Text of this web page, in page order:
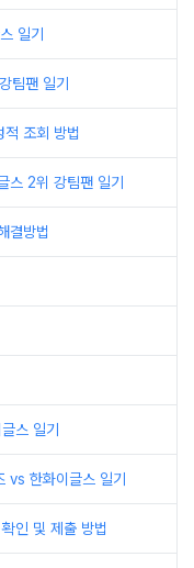
일기
팀팬 일기
적 조회 방법
2위 강팀팬 일기
결방법
스 일기
한화이글스 일기
인 및 제출 방법